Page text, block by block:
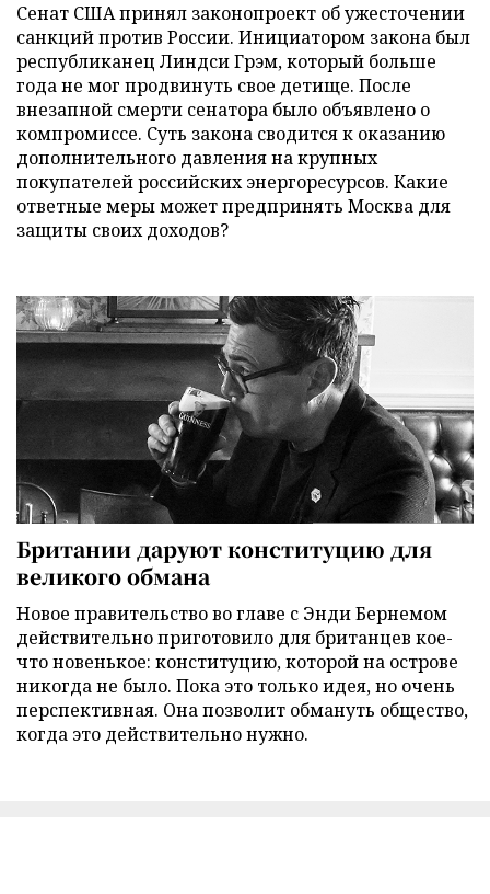
Сенат США принял законопроект об ужесточении
санкций против России. Инициатором закона был
республиканец Линдси Грэм, который больше
года не мог продвинуть свое детище. После
внезапной смерти сенатора было объявлено о
компромиссе. Суть закона сводится к оказанию
дополнительного давления на крупных
покупателей российских энергоресурсов. Какие
ответные меры может предпринять Москва для
защиты своих доходов?
Британии даруют конституцию для
великого обмана
Новое правительство во главе с Энди Бернемом
действительно приготовило для британцев кое-
что новенькое: конституцию, которой на острове
никогда не было. Пока это только идея, но очень
перспективная. Она позволит обмануть общество,
когда это действительно нужно.